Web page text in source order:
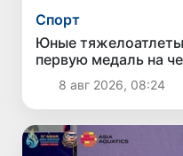
Спорт
Юные тяжелоатлеты
первую медаль на
8 авг 2026, 08:24